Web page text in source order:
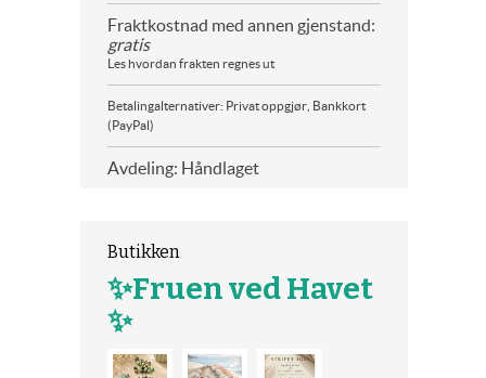
Fraktkostnad med annen gjenstand:
gratis
Les hvordan frakten regnes ut
Betalingalternativer: Privat oppgjør, Bankkort
(PayPal)
Avdeling: Håndlaget
Butikken
✨Fruen ved Havet
✨